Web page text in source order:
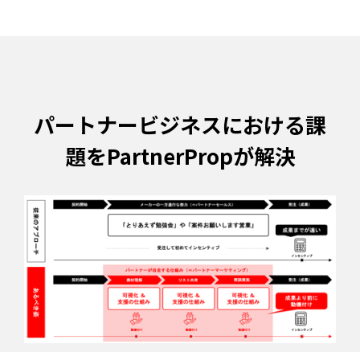
パートナービジネスにおける課
題をPartnerPropが解決